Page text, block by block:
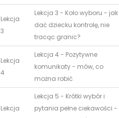
Lekcja
3
Lekcja 3 - Koło wyboru - jak
dać dziecku kontrolę, nie
tracąc granic?
Lekcja
4
Lekcja 4 - Pozytywne
komunikaty - mów, co
można robić
Lekcja
Lekcja 5 - Krótki wybór i
pytania pełne ciekawości -